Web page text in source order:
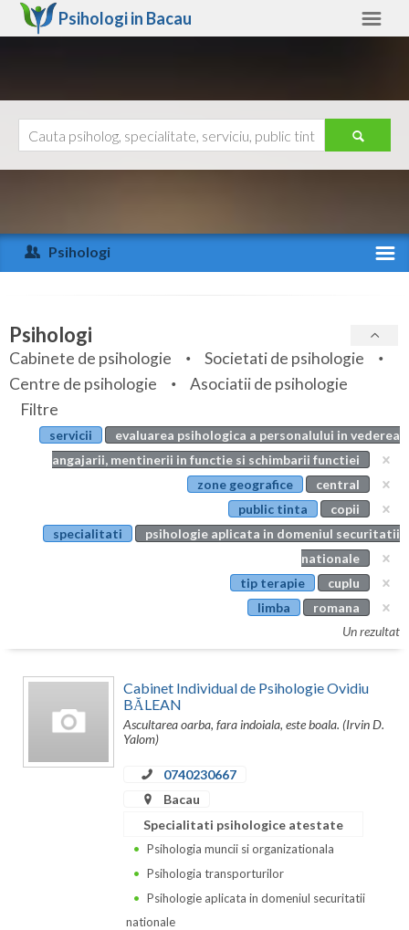
Psihologi in Bacau
Arad
Arges
Bihor
Bistrita-Nasaud
Botosani
Braila
Bucuresti
Cluj
Constanta
Ajutor
Psihologi
Specialitati
Servicii
Articole
Evenimente
Psihologi
Cabinete de psihologie
Societati de psihologie
Centre de psihologie
Asociatii de psihologie
Filtre
servicii
evaluarea psihologica a personalului in vederea
angajarii, mentinerii in functie si schimbarii functiei
zone geografice
central
public tinta
copii
specialitati
psihologie aplicata in domeniul securitatii
nationale
tip terapie
cuplu
limba
romana
Un rezultat
Cabinet Individual de Psihologie Ovidiu
BĂLEAN
Ascultarea oarba, fara indoiala, este boala. (Irvin D.
Yalom)
0740230667
Bacau
Specialitati psihologice atestate
Psihologia muncii si organizationala
Psihologia transporturilor
Psihologie aplicata in domeniul securitatii
nationale